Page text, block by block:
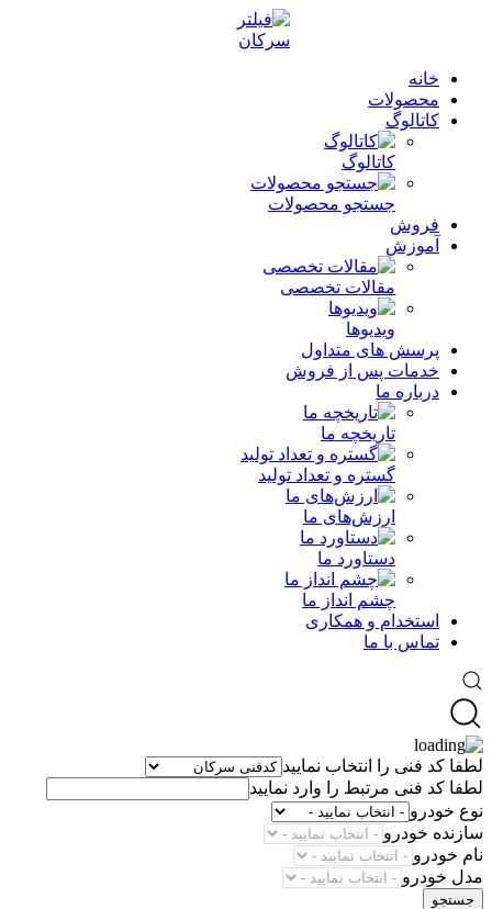
خانه
محصولات
کاتالوگ
کاتالوگ
جستجو محصولات
فروش
آموزش
مقالات تخصصی
ویدیوها
پرسش های متداول
خدمات پس از فروش
درباره ما
تاریخچه ما
گستره و تعداد تولید
ارزش‌های ما
دستاورد ما
چشم انداز ما
استخدام و همکاری
تماس با ما
لطفا کد فنی را انتخاب نمایید
لطفا کد فنی مرتبط را وارد نمایید
نوع خودرو
سازنده خودرو
نام خودرو
مدل خودرو
جستجو